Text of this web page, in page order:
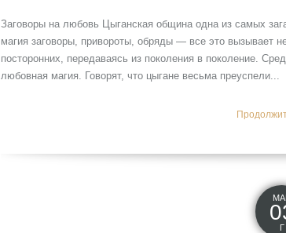
Заговоры на любовь Цыганская община одна из самых
магия заговоры, привороты, обряды — все это вызывает
посторонних, передаваясь из поколения в поколение.
любовная магия. Говорят, что цыгане весьма преуспели...
Г